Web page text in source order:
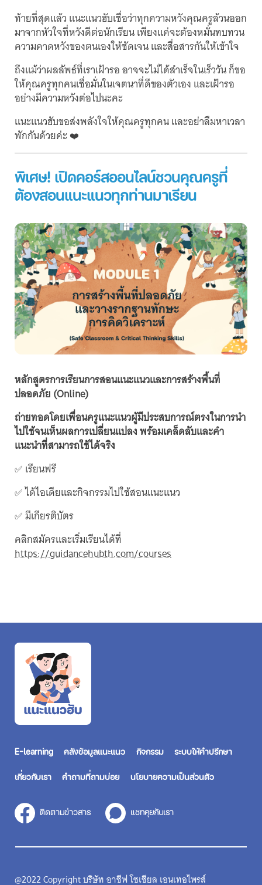
ท้ายที่สุดแล้ว แนะแนวฮับเชื่อว่าทุกความหวังคุณครูล้วนออก
มาจากหัวใจที่หวังดีต่อนักเรียน เพียงแค่จะต้องหมั่นทบทวน
ความคาดหวังของตนเองให้ชัดเจน และสื่อสารกันให้เข้าใจ
ถึงแม้ว่าผลลัพธ์ที่เราเฝ้ารอ อาจจะไม่ได้สำเร็จในเร็ววัน ก็ขอ
ให้คุณครูทุกคนเชื่อมั่นในเจตนาที่ดีของตัวเอง และเฝ้ารอ
อย่างมีความหวังต่อไปนะคะ
แนะแนวฮับขอส่งพลังใจให้คุณครูทุกคน และอย่าลืมหาเวลา
พักกันด้วยค่ะ ❤️
พิเศษ! เปิดคอร์สออนไลน์ชวนคุณครูที่
ต้องสอนแนะแนวทุกท่านมาเรียน
หลักสูตรการเรียนการสอนแนะแนวและการสร้างพื้นที่
ปลอดภัย (Online)
ถ่ายทอดโดยเพื่อนครูแนะแนวผู้มีประสบการณ์ตรงในการนำ
ไปใช้จนเห็นผลการเปลี่ยนแปลง พร้อมเคล็ดลับและคำ
แนะนำที่สามารถใช้ได้จริง
✅ เรียนฟรี
✅ ได้ไอเดียและกิจกรรมไปใช้สอนแนะแนว
✅ มีเกียรติบัตร
คลิกสมัครและเริ่มเรียนได้ที่
https://guidancehubth.com/courses
E-learning คลังข้อมูลแนะแนว กิจกรรม ระบบให้คำปรึกษา
เกี่ยวกับเรา คำถามที่ถามบ่อย นโยบายความเป็นส่วนตัว
ติดตามข่าวสาร แชทคุยกับเรา
@2022 Copyright บริษัท อาชีฟ โซเชียล เอนเทอไพรส์